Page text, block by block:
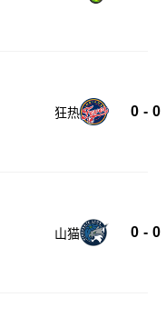
狂热 0 - 0
山猫 0 - 0